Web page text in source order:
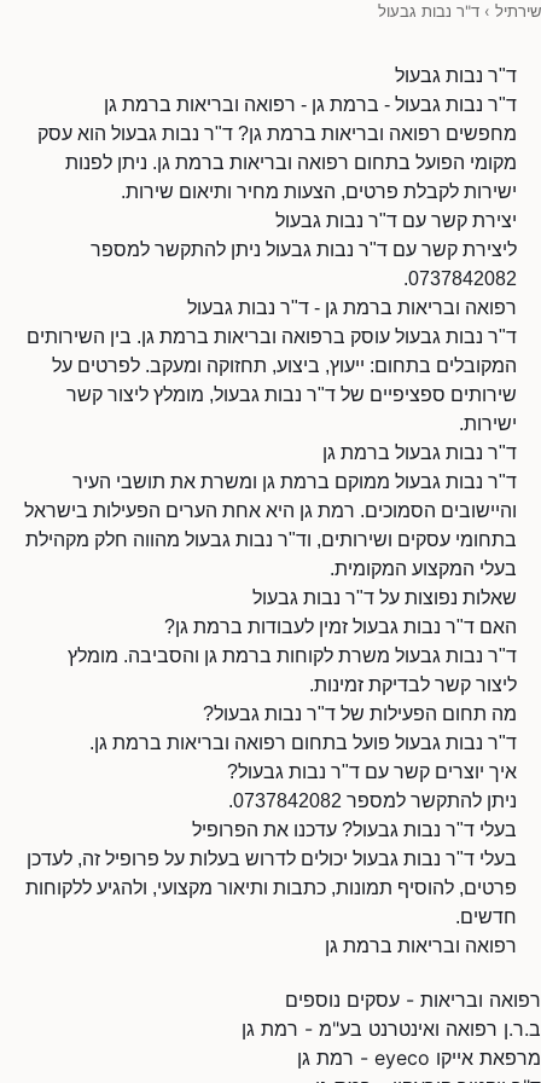
שירתיל › ד"ר נבות גבעול
ד"ר נבות גבעול
ד"ר נבות גבעול - ברמת גן - רפואה ובריאות ברמת גן
מחפשים רפואה ובריאות ברמת גן? ד"ר נבות גבעול הוא עסק
מקומי הפועל בתחום רפואה ובריאות ברמת גן. ניתן לפנות
ישירות לקבלת פרטים, הצעות מחיר ותיאום שירות.
יצירת קשר עם ד"ר נבות גבעול
ליצירת קשר עם ד"ר נבות גבעול ניתן להתקשר למספר
0737842082.
רפואה ובריאות ברמת גן - ד"ר נבות גבעול
ד"ר נבות גבעול עוסק ברפואה ובריאות ברמת גן. בין השירותים
המקובלים בתחום: ייעוץ, ביצוע, תחזוקה ומעקב. לפרטים על
שירותים ספציפיים של ד"ר נבות גבעול, מומלץ ליצור קשר
ישירות.
ד"ר נבות גבעול ברמת גן
ד"ר נבות גבעול ממוקם ברמת גן ומשרת את תושבי העיר
והיישובים הסמוכים. רמת גן היא אחת הערים הפעילות בישראל
בתחומי עסקים ושירותים, וד"ר נבות גבעול מהווה חלק מקהילת
בעלי המקצוע המקומית.
שאלות נפוצות על ד"ר נבות גבעול
האם ד"ר נבות גבעול זמין לעבודות ברמת גן?
ד"ר נבות גבעול משרת לקוחות ברמת גן והסביבה. מומלץ
ליצור קשר לבדיקת זמינות.
מה תחום הפעילות של ד"ר נבות גבעול?
ד"ר נבות גבעול פועל בתחום רפואה ובריאות ברמת גן.
איך יוצרים קשר עם ד"ר נבות גבעול?
ניתן להתקשר למספר 0737842082.
בעלי ד"ר נבות גבעול? עדכנו את הפרופיל
בעלי ד"ר נבות גבעול יכולים לדרוש בעלות על פרופיל זה, לעדכן
פרטים, להוסיף תמונות, כתבות ותיאור מקצועי, ולהגיע ללקוחות
חדשים.
רפואה ובריאות ברמת גן
רפואה ובריאות - עסקים נוספים
ב.ר.ן רפואה ואינטרנט בע"מ - רמת גן
מרפאת אייקו eyeco - רמת גן